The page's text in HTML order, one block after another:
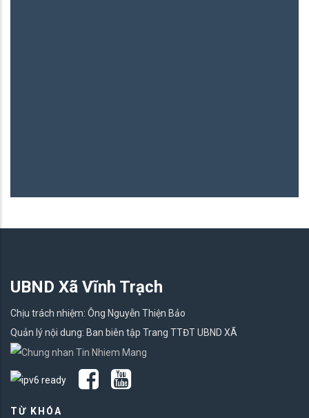
UBND Xã Vĩnh Trạch
Chịu trách nhiệm: Ông Nguyễn Thiện Bảo
Quản lý nội dung: Ban biên tập Trang TTĐT UBND XÃ
TỪ KHÓA